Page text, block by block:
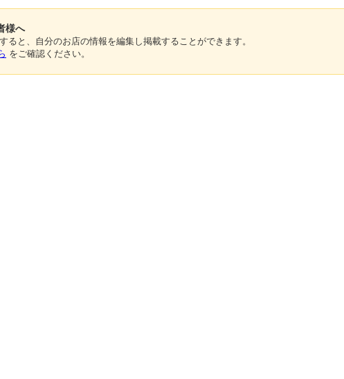
様へ
ると、自分のお店の情報を編集し掲載することができます。
をご確認ください。